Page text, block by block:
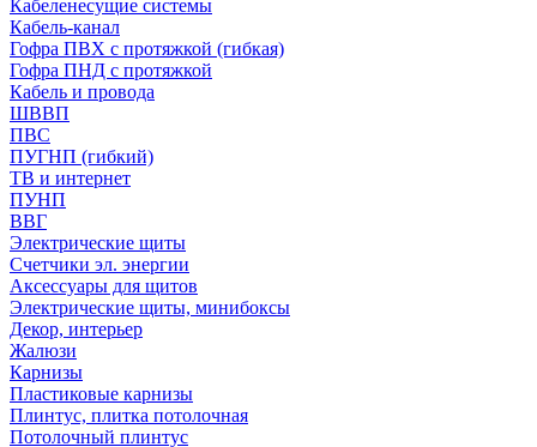
Кабеленесущие системы
Кабель-канал
Гофра ПВХ с протяжкой (гибкая)
Гофра ПНД с протяжкой
Кабель и провода
ШВВП
ПВС
ПУГНП (гибкий)
ТВ и интернет
ПУНП
ВВГ
Электрические щиты
Счетчики эл. энергии
Аксессуары для щитов
Электрические щиты, минибоксы
Декор, интерьер
Жалюзи
Карнизы
Пластиковые карнизы
Плинтус, плитка потолочная
Потолочный плинтус